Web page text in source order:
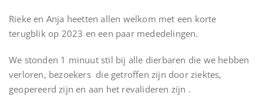
Rieke en Anja heetten allen welkom met een korte
terugblik op 2023 en een paar mededelingen.
We stonden 1 minuut stil bij alle dierbaren die we hebben
verloren, bezoekers die getroffen zijn door ziektes,
geopereerd zijn en aan het revalideren zijn .